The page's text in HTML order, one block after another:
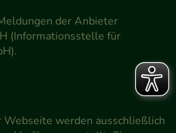
der Anbieter
(Informationsstelle für
Webseite werden ausschließlich